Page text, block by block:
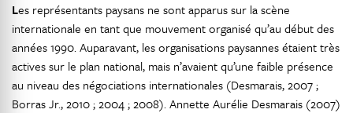
Les représentants paysans ne sont apparus sur la scène
internationale en tant que mouvement organisé qu’au début des
années 1990. Auparavant, les organisations paysannes étaient très
actives sur le plan national, mais n’avaient qu’une faible présence
au niveau des négociations internationales (Desmarais, 2007 ;
Borras Jr., 2010 ; 2004 ; 2008). Annette Aurélie Desmarais (2007)